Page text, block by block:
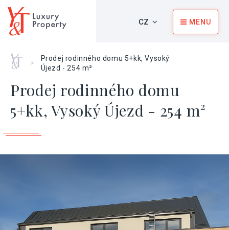
CZ MENU
Home
>
Prodej rodinného domu 5+kk, Vysoký
Újezd - 254 m²
Prodej rodinného domu
5+kk, Vysoký Újezd - 254 m²